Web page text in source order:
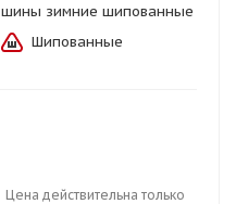
шины зимние шипованные
Шипованные
Цена действительна только